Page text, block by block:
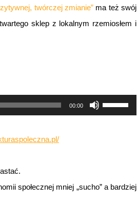
twórczej zmianie” ma też swój
sklep z lokalnym rzemiosłem i
00:00
Używaj
strzałek
społecznej mniej „sucho” a bardziej